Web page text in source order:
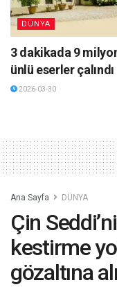
DÜNYA
3 dakikada 9
ünlü eserler çalındı
2026-03-30
Ana Sayfa DÜNYA
Çin
kestirme
gözaltına